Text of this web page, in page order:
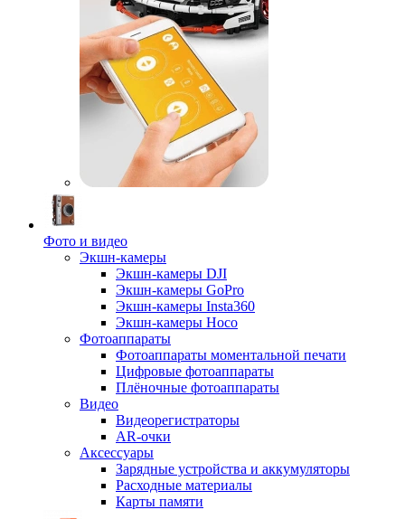
Фото и видео
Экшн-камеры
Экшн-камеры DJI
Экшн-камеры GoPro
Экшн-камеры Insta360
Экшн-камеры Hoco
Фотоаппараты
Фотоаппараты моментальной печати
Цифровые фотоаппараты
Плёночные фотоаппараты
Видео
Видеорегистраторы
AR-очки
Аксессуары
Зарядные устройства и аккумуляторы
Расходные материалы
Карты памяти